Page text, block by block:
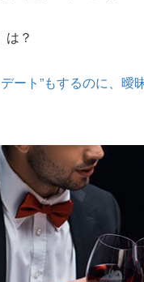
は？
ート”もするのに、